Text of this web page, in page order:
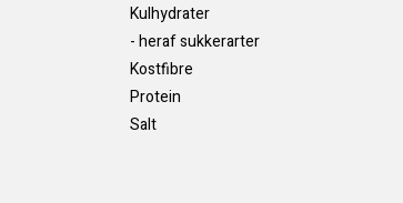
Kulhydrater
- heraf sukkerarter
Kostfibre
Protein
Salt